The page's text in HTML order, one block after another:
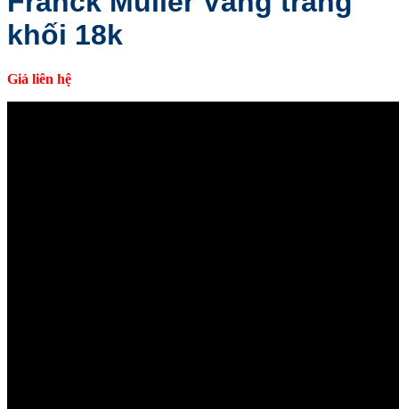
khối 18k
Giá liên hệ